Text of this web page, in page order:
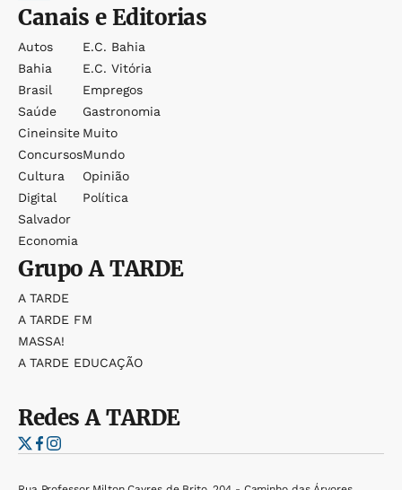
Canais e Editorias
Autos
Bahia
Brasil
Saúde
Cineinsite
Concursos
Cultura
Digital
Salvador
Economia
E.c. Bahia
E.c. Vitória
Empregos
Gastronomia
Muito
Mundo
Opinião
Política
GrupoA TARDE
A TARDE
A TARDE FM
MASSA!
A TARDE EDUCAÇÃO
RedesA TARDE